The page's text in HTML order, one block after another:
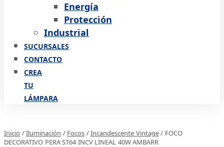
Energía
Protección
Industrial
SUCURSALES
CONTACTO
CREA
TU
LÁMPARA
Inicio /Iluminación / Focos /Incandescente Vintage/ FOCO
DECORATIVO PERA ST64 INCV LINEAL 40W AMBARR